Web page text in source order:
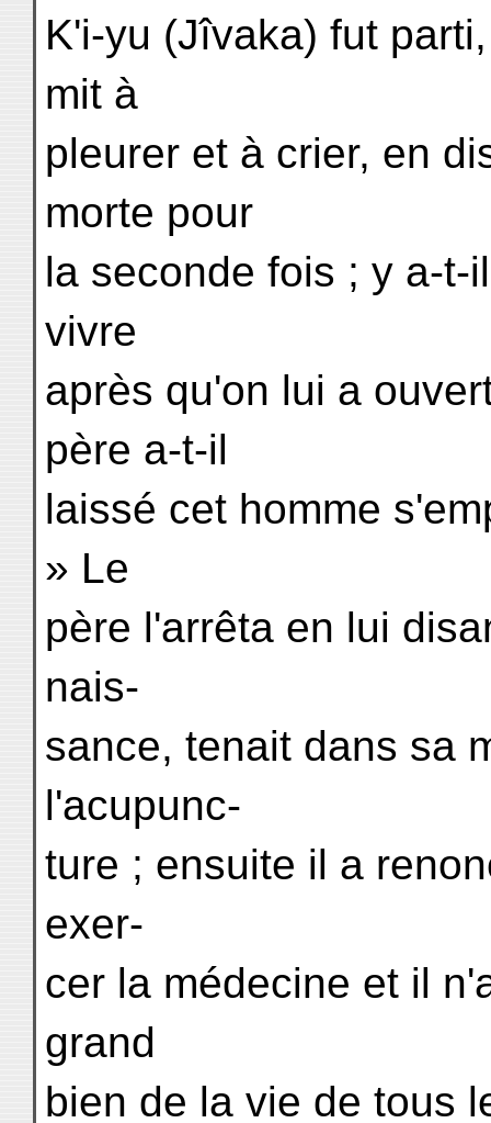
K'i-yu (Jîvaka) fut
mit à
pleurer et à crier, en
morte pour
la seconde fois ; y a-t-
vivre
après qu'on lui a
père a-t-il
laissé cet homme
» Le
père l'arrêta en lui
nais-
sance, tenait dans sa
l'acupunc-
ture ; ensuite il a
exer-
cer la médecine et il
grand
bien de la vie de tous